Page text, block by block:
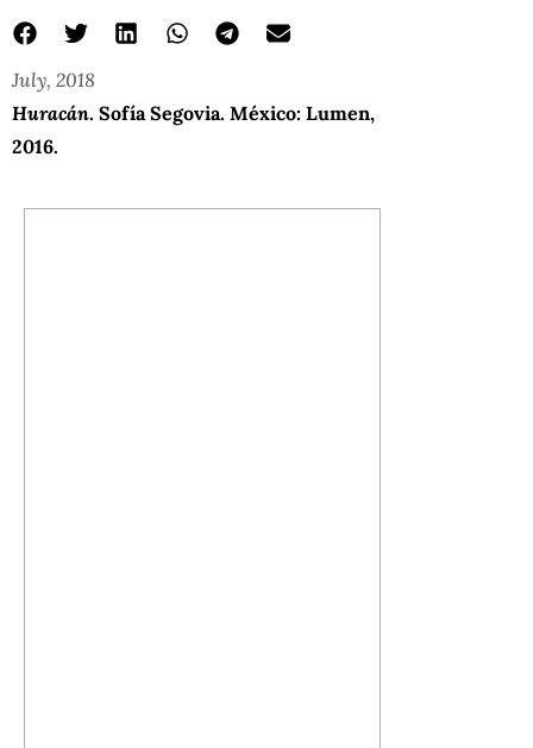
July, 2018
Huracán. Sofía Segovia. México: Lumen,
2016.